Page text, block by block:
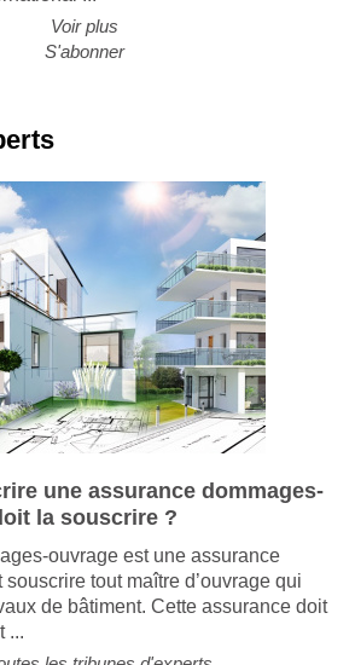
Voir plus
une assurance dommages-
la souscrire ?
ouvrage est une assurance
tout maître d’ouvrage qui
de bâtiment. Cette assurance doit